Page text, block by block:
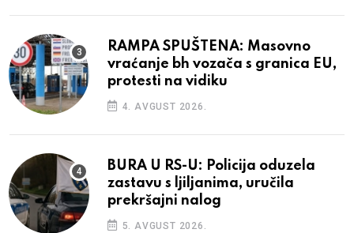
RAMPA SPUŠTENA: Masovno
vraćanje bh vozača s granica EU,
protesti na vidiku
4. AVGUST 2026.
BURA U RS-U: Policija oduzela
zastavu s ljiljanima, uručila
prekršajni nalog
5. AVGUST 2026.